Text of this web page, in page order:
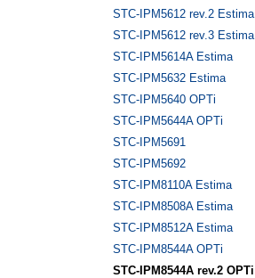
STC-IPM5612 rev.2 Estima
STC-IPM5612 rev.3 Estima
STC-IPM5614A Estima
STC-IPM5632 Estima
STC-IPM5640 OPTi
STC-IPM5644A OPTi
STC-IPM5691
STC-IPM5692
STC-IPM8110A Estima
STC-IPM8508A Estima
STC-IPM8512A Estima
STC-IPM8544A OPTi
STC-IPM8544A rev.2 OPTi